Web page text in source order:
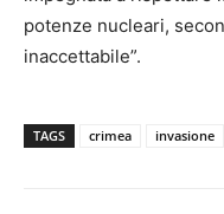
potenze nucleari,
inaccettabile”.
TAGS crimea invasione